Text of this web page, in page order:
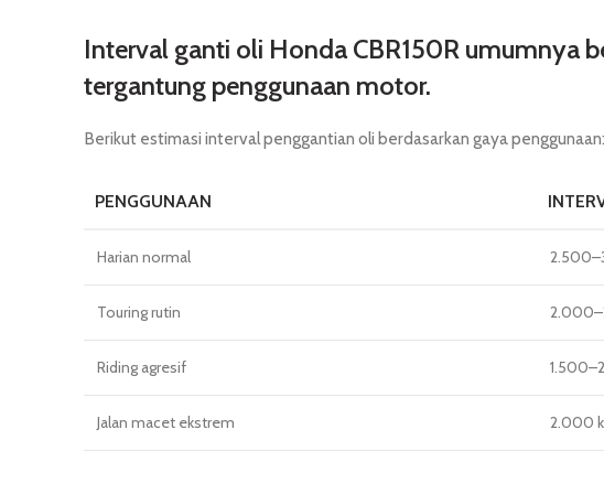
Interval ganti oli Honda CBR150R
tergantung penggunaan motor.
Berikut estimasi interval penggantian oli berdasarkan gaya penggunaan:
PENGGUNAAN
Harian normal
Touring rutin
Riding agresif
Jalan macet ekstrem 2.000